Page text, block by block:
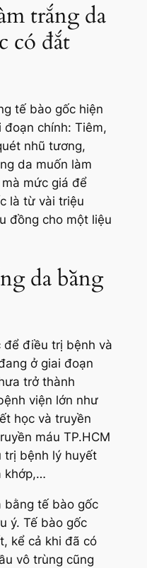
trắng da
có đắt
tế bào gốc hiện
chính: Tiêm,
nhũ tương,
da muốn làm
mức giá để
là từ vài triệu
đồng cho một liệu
da bằng
điều trị bệnh và
ở giai đoạn
trở thành
viện lớn như
học và truyền
máu TP.HCM
trị bệnh lý huyết
khớp,…
bằng tế bào gốc
ý. Tế bào gốc
kể cả khi đã có
vô trùng cũng